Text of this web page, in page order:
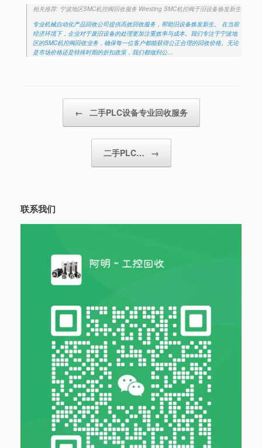
相关推荐: 宁波地区SMC机控阀回收服务 Wresting SMC机控阀于旧设备焕发新生
专业机械自动化产品回收公司提供高效回收服务，帮助旧设备焕发新生。 在当前
经济环境下，企业对于废旧设备的处理更加注重效率与成本。我们专注于宁波地
区的SMC机控阀回收业务，确保每一位客户都能获得公正合理的回收价格。无论
是市场价格还是特殊时期的折扣政策，我们都做到公…
← 二手PLC设备专业回收服务
二手PLC… →
联系我们